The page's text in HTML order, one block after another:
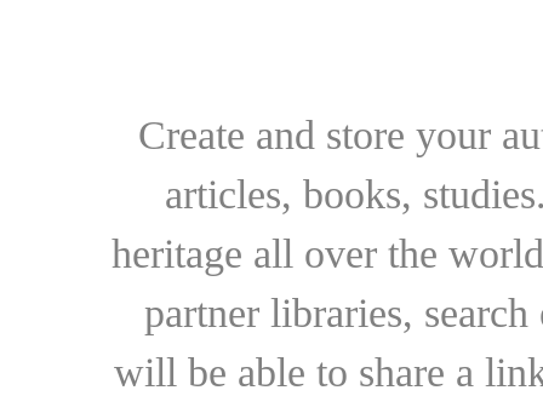
Create and store your
articles, books,
heritage all over the
partner libraries,
will be able to share a